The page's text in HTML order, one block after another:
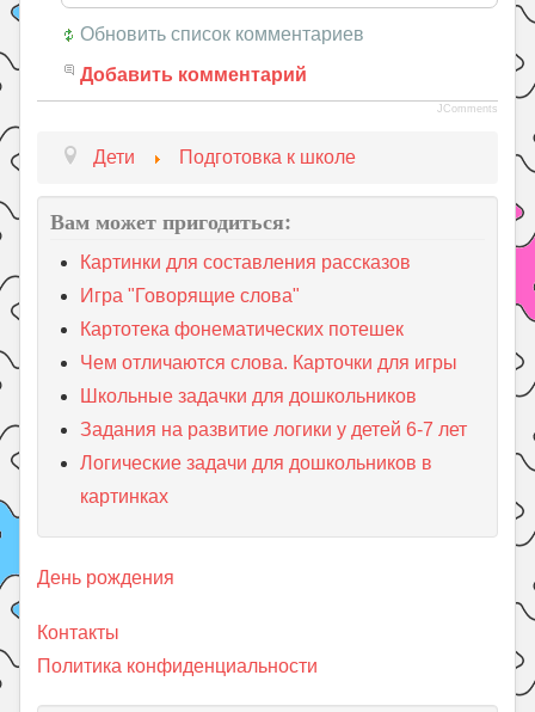
Обновить список комментариев
Добавить комментарий
JComments
Дети Подготовка к школе
Вам может пригодиться:
Картинки для составления рассказов
Игра "Говорящие слова"
Картотека фонематических потешек
Чем отличаются слова. Карточки для игры
Школьные задачки для дошкольников
Задания на развитие логики у детей 6-7 лет
Логические задачи для дошкольников в
картинках
День рождения
Контакты
Политика конфиденциальности